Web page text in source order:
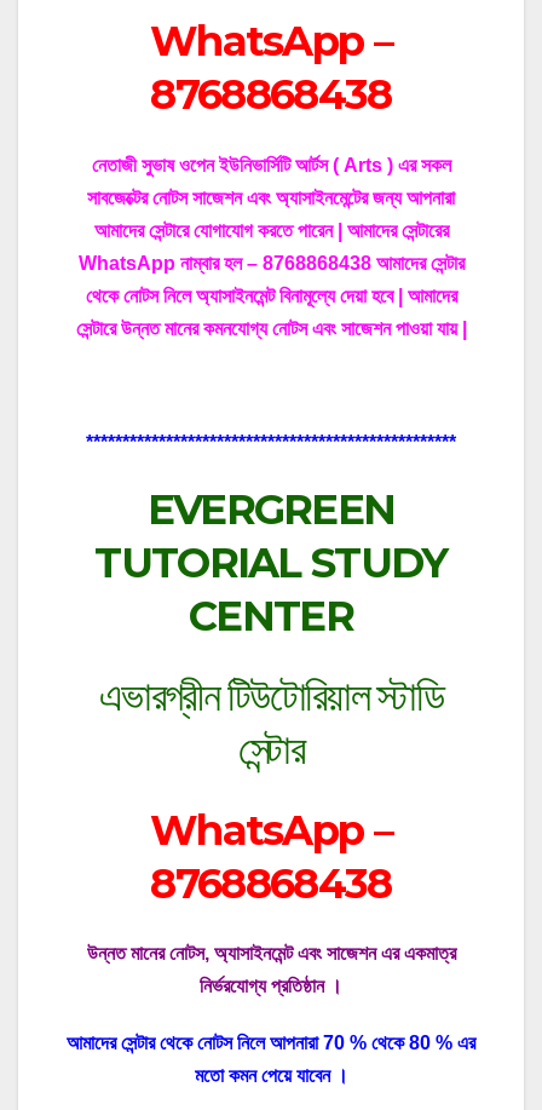
WhatsApp –
8768868438
নেতাজী সুভাষ ওপেন ইউনিভার্সিটি আর্টস ( Arts ) এর সকল
সাবজেক্টের নোটস সাজেশন এবং অ্যাসাইনমেন্টের জন্য আপনারা
আমাদের সেন্টারে যোগাযোগ করতে পারেন | আমাদের সেন্টারের
WhatsApp নাম্বার হল – 8768868438 আমাদের সেন্টার
থেকে নোটস নিলে অ্যাসাইনমেন্ট বিনামূল্যে দেয়া হবে | আমাদের
সেন্টারে উন্নত মানের কমনযোগ্য নোটস এবং সাজেশন পাওয়া যায় |
***************************************************
EVERGREEN
TUTORIAL STUDY
CENTER
এভারগ্রীন টিউটোরিয়াল স্টাডি
সেন্টার
WhatsApp –
8768868438
উন্নত মানের নোটস, অ্যাসাইনমেন্ট এবং সাজেশন এর একমাত্র
নির্ভরযোগ্য প্রতিষ্ঠান ।
আমাদের সেন্টার থেকে নোটস নিলে আপনারা 70 % থেকে 80 % এর
মতো কমন পেয়ে যাবেন ।